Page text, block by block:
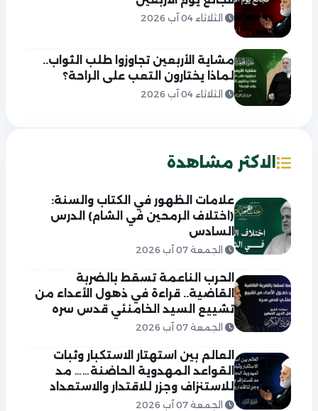
الثلاثاء 04 آب 2026
مشاية الأربعين تجاوزوا طلب الثواب..
لماذا يختارون التعب على الراحة؟
الثلاثاء 04 آب 2026
الاكثر مشاهدة
علامات الظهور في الكتاب والسنة:
(اختلاف الرمحين في الشام) الدرس
السادس
الجمعة 07 آب 2026
الحرب الناعمة تسقط بالضربة
القاضية.. قراءة في ذهول الأعداء من
تشييع السيد الخامنئي قدس سره
الجمعة 07 آب 2026
العالم بين استهتار الاستكبار وثبات
القواعد المهدوية الحاضنة…… مد
للاستنزاف وجزر للاقتدار والاستعداد
الجمعة 07 آب 2026